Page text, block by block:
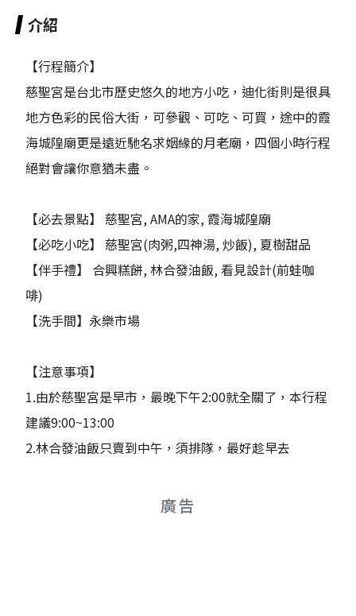
介紹
【行程簡介】
慈聖宮是台北市歷史悠久的地方小吃，迪化街則是很具
地方色彩的民俗大街，可參觀、可吃、可買，途中的霞
海城隍廟更是遠近馳名求姻緣的月老廟，四個小時行程
絕對會讓你意猶未盡。
【必去景點】 慈聖宮, AMA的家, 霞海城隍廟
【必吃小吃】 慈聖宮(肉粥,四神湯, 炒飯), 夏樹甜品
【伴手禮】 合興糕餅, 林合發油飯, 看見設計(前蛙咖
啡)
【洗手間】永樂市場
【注意事項】
1.由於慈聖宮是早市，最晚下午2:00就全關了，本行程
建議9:00~13:00
2.林合發油飯只賣到中午，須排隊，最好趁早去
廣告